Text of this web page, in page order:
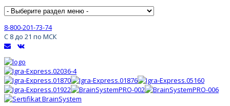
8-800-201-73-74
С 8 до 21 по МСК